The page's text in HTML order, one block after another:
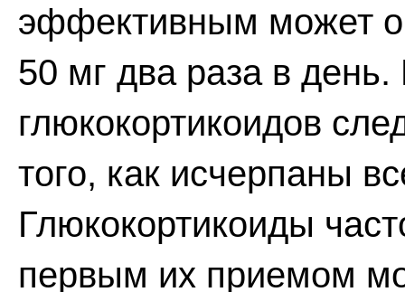
эффективным может
50 мг два раза в
глюкокортикоидов
того, как исчерпаны
Глюкокортикоиды
первым их приемом